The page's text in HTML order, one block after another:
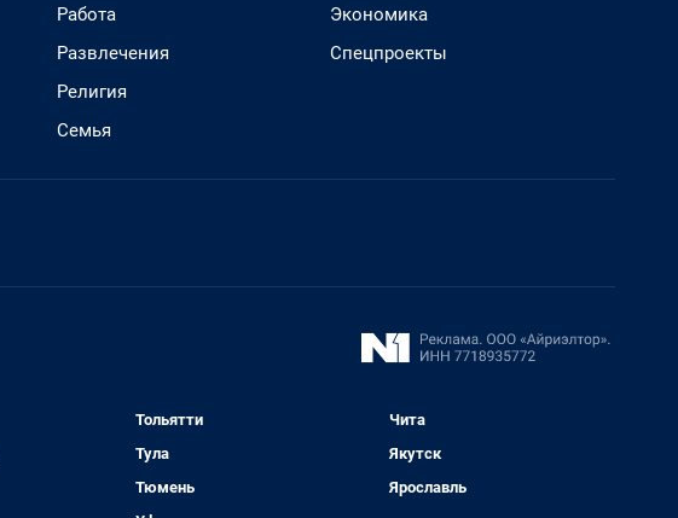
Работа
Развлечения
Религия
Семья
Экономика
Спецпроекты
Тольятти
Тула
Тюмень
Чита
Якутск
Ярославль